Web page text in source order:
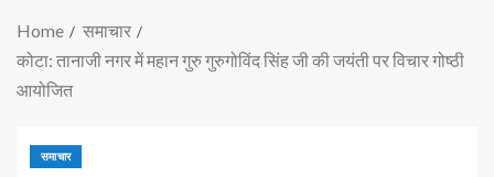
Home
समाचार
कोटा: तानाजी नगर में महान गुरु गुरुगोविंद सिंह जी की जयंती पर विचार गोष्ठी
आयोजित
समाचार